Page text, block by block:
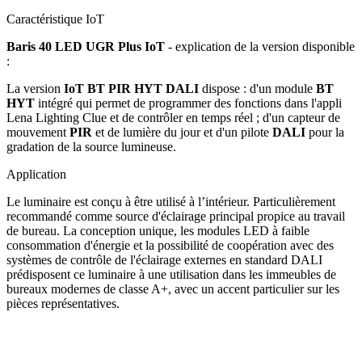
Caractéristique IoT
Baris 40 LED UGR Plus IoT - explication de la version disponible
:
La version IoT BT PIR HYT DALI dispose : d'un module BT
HYT intégré qui permet de programmer des fonctions dans l'appli
Lena Lighting Clue et de contrôler en temps réel ; d'un capteur de
mouvement PIR et de lumière du jour et d'un pilote DALI pour la
gradation de la source lumineuse.
Application
Le luminaire est conçu à être utilisé à l’intérieur. Particulièrement
recommandé comme source d'éclairage principal propice au travail
de bureau. La conception unique, les modules LED à faible
consommation d'énergie et la possibilité de coopération avec des
systèmes de contrôle de l'éclairage externes en standard DALI
prédisposent ce luminaire à une utilisation dans les immeubles de
bureaux modernes de classe A+, avec un accent particulier sur les
pièces représentatives.